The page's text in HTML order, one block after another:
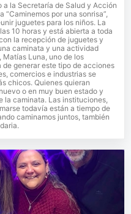
a la Secretaría de Salud y Acción
por una sonrisa”,
juguetes para los niños. La
10 horas y está abierta a toda
la recepción de juguetes y
caminata y una actividad
Luna, uno de los
generar este tipo de acciones
comercios e industrias se
chicos. Quienes quieran
o en muy buen estado y
la caminata. Las instituciones,
todavía están a tiempo de
caminamos juntos, también